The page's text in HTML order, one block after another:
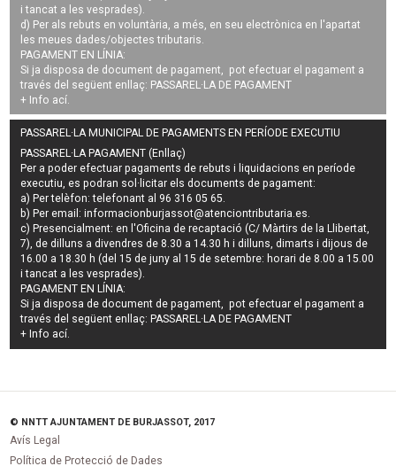
i tancat a les vesprades).
d) Per als rebuts en voluntària, a més, en seu electrònica en l'apartat
les meues dades/objectes tributaris.
PAGAMENT EN LÍNIA:
Si ja disposa de document de pagament, pot efectuar el pagament a
través del següent enllaç: PASSAREL·LA DE PAGAMENT
+ Info ací.
PASSAREL·LA MUNICIPAL DE PAGAMENTS EN PERÍODE EXECUTIU
PASSAREL·LA PAGAMENT (Enllaç)
Per a poder efectuar pagaments derebuts i liquidacions en període
executiu, es podran sol·licitar els documents de pagament:
a) Per telèfon: telefonant al 96 316 05 65.
b) Per email:informacionburjassot@atenciontributaria.es.
c) Presencialment: en l'Oficina de recaptació (C/ Màrtirs de la Llibertat,
7), de dilluns a divendres de 8.30 a 14.30 h i dilluns, dimarts i dijous de
16.00 a 18.30 h (del 15 de juny al 15 de setembre: horari de 8.00 a 15.00
i tancat a les vesprades).
PAGAMENT EN LÍNIA:
Si ja disposa de document de pagament, pot efectuar el pagament a
través del següent enllaç: PASSAREL·LA DE PAGAMENT
+ Info ací.
© NNTT AJUNTAMENT DE BURJASSOT, 2017
Avís Legal
Política de Protecció de Dades